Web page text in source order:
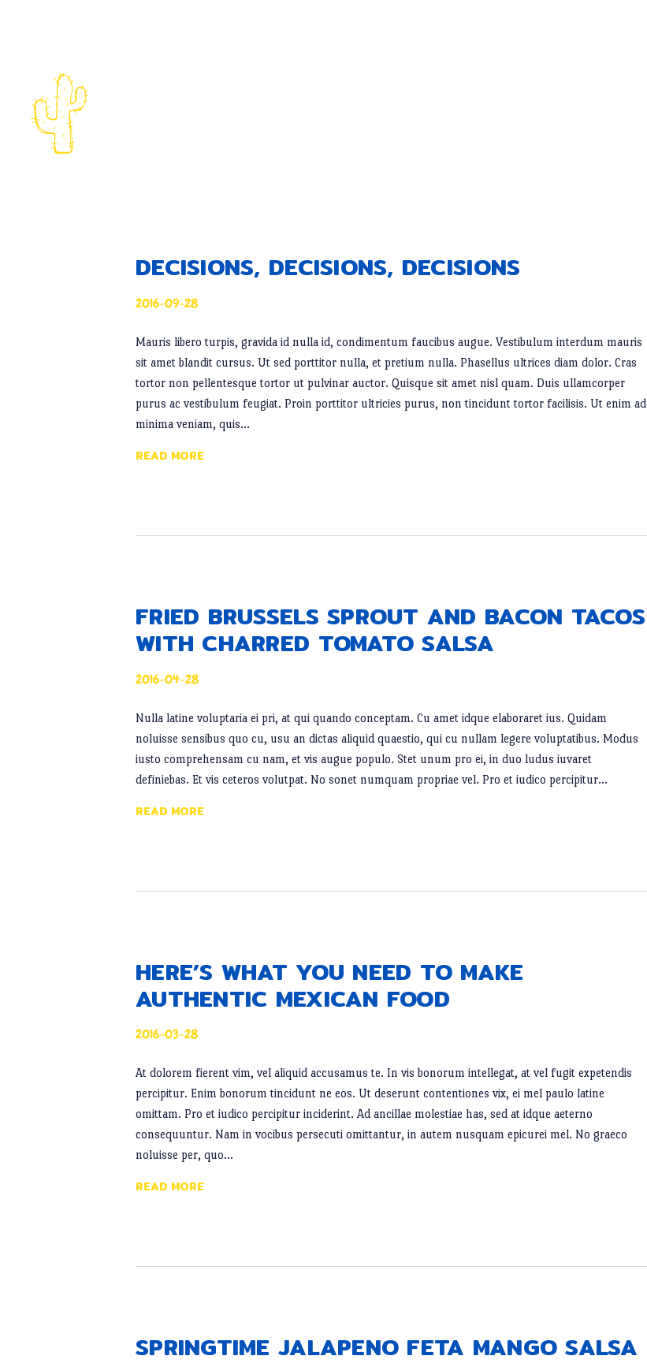
DECISIONS, DECISIONS, DECISIONS
2016-09-28
Mauris libero turpis, gravida id nulla id, condimentum faucibus augue. Vestibulum interdum mauris
sit amet blandit cursus. Ut sed porttitor nulla, et pretium nulla. Phasellus ultrices diam dolor. Cras
tortor non pellentesque tortor ut pulvinar auctor. Quisque sit amet nisl quam. Duis ullamcorper
purus ac vestibulum feugiat. Proin porttitor ultricies purus, non tincidunt tortor facilisis. Ut enim ad
minima veniam, quis…
READ MORE
FRIED BRUSSELS SPROUT AND BACON TACOS
WITH CHARRED TOMATO SALSA
2016-04-28
Nulla latine voluptaria ei pri, at qui quando conceptam. Cu amet idque elaboraret ius. Quidam
noluisse sensibus quo cu, usu an dictas aliquid quaestio, qui cu nullam legere voluptatibus. Modus
iusto comprehensam cu nam, et vis augue populo. Stet unum pro ei, in duo ludus iuvaret
definiebas. Et vis ceteros volutpat. No sonet numquam propriae vel. Pro et iudico percipitur…
READ MORE
HERE’S WHAT YOU NEED TO MAKE
AUTHENTIC MEXICAN FOOD
2016-03-28
At dolorem fierent vim, vel aliquid accusamus te. In vis bonorum intellegat, at vel fugit expetendis
percipitur. Enim bonorum tincidunt ne eos. Ut deserunt contentiones vix, ei mel paulo latine
omittam. Pro et iudico percipitur inciderint. Ad ancillae molestiae has, sed at idque aeterno
consequuntur. Nam in vocibus persecuti omittantur, in autem nusquam epicurei mel. No graeco
noluisse per, quo…
READ MORE
SPRINGTIME JALAPENO FETA MANGO SALSA